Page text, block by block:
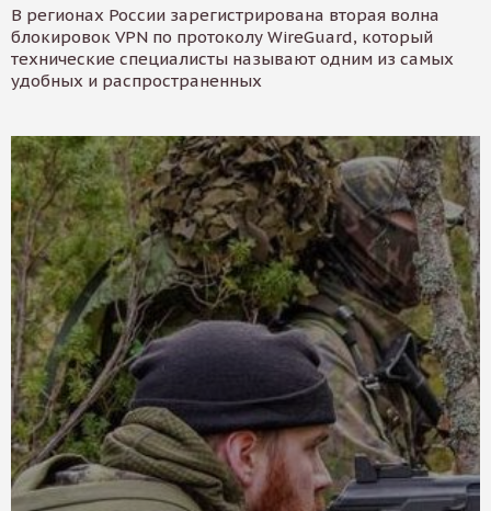
В регионах России зарегистрирована вторая волна
блокировок VPN по протоколу WireGuard, который
технические специалисты называют одним из самых
удобных и распространенных